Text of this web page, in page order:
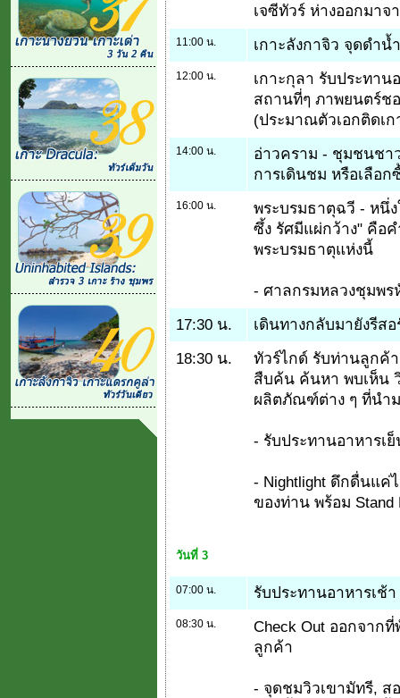
เจซีทัวร์ ห่างออกมาจ
11:00 น. เกาะลังกาจิว จุดดำ
12:00 น.
เกาะกุลา รับประทาน
สถานที่ๆ ภาพยนตร์ช
(ประมาณตัวเอกติดเก
14:00 น.
อ่าวคราม - ชุมชนชา
การเดินชม หรือเลือก
16:00 น.
พระบรมธาตุฉวี - หนึ่
ซึ้ง รัศมีแผ่กว้าง" คือ
พระบรมธาตุแห่งนี้
- ศาลกรมหลวงชุมพร
17:30 น.
เดินทางกลับมายังรีส
18:30 น.
ทัวร์ไกด์ รับท่านลูกค้
สืบค้น ค้นหา พบเห็น
ผลิตภัณฑ์ต่าง ๆ ที่นำ
- รับประทานอาหารเ
- Nightlight ดึกดื่นแ
ของท่าน พร้อม Stand
วันที่ 3
07:00 น. รับประทานอาหารเช้
08:30 น.
Check Out ออกจาก
ลูกค้า
- จุดชมวิวเขามัทรี, ส